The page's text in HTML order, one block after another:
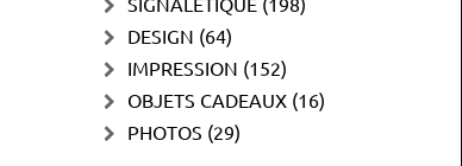
DESIGN (64)
IMPRESSION (152)
OBJETS CADEAUX (16)
PHOTOS (29)